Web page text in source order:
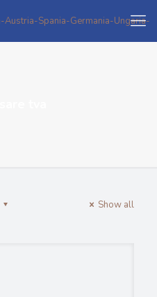
Show all